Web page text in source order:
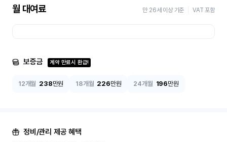
월 대여료 만 26세 이상 기준 VAT 포함
보증금 계약 만료시 환급!
12개월 238만원 18개월 226만원 24개월 196만원
정비/관리 제공 혜택